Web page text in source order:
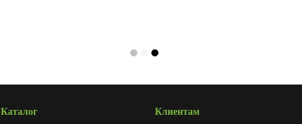
Каталог
Клиентам